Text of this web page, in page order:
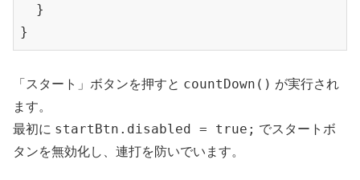
  }
「スタート」ボタンを押すと countDown() が実行され
ます。
最初に startBtn.disabled = true; でスタートボ
タンを無効化し、連打を防いでいます。